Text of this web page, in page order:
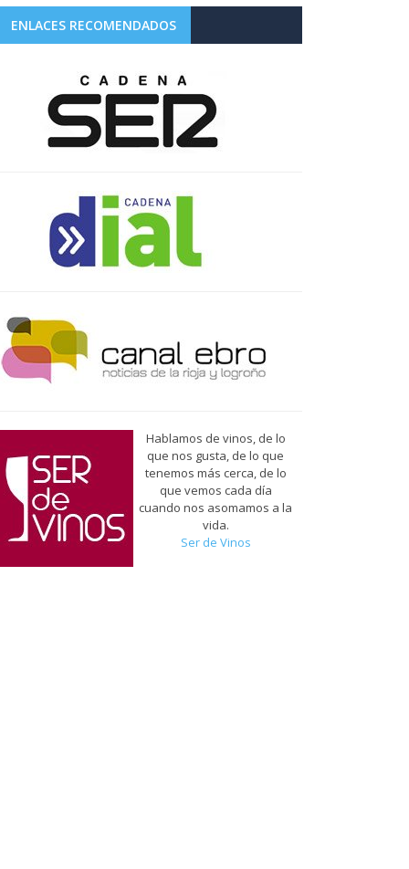
ENLACES RECOMENDADOS
Hablamos de vinos, de lo
que nos gusta, de lo que
tenemos más cerca, de lo
que vemos cada día
cuando nos asomamos a la
vida.
Ser de Vinos